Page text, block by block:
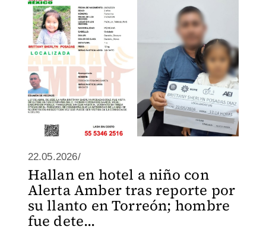
22.05.2026/
Hallan en hotel a niño con
Alerta Amber tras reporte por
su llanto en Torreón; hombre
fue dete...